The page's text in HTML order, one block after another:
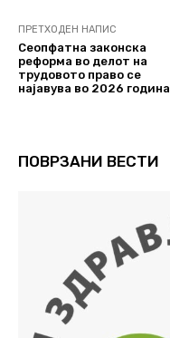
ПРЕТХОДЕН НАПИС
Сеопфатна законска
реформа во делот на
трудовото право се
најавува во 2026 година
ПОВРЗАНИ ВЕСТИ